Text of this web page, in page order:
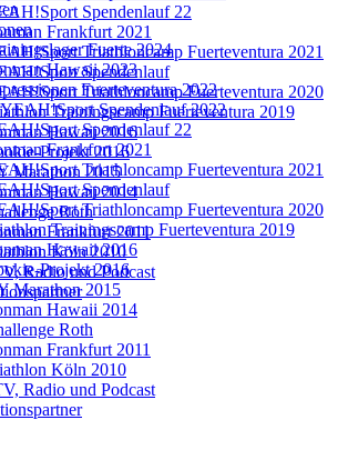
Spendenlauf 22
Frankfurt 2021
Triathloncamp Fuerteventura 2021
Spendenlauf
Triathloncamp Fuerteventura 2020
Trainingscamp Fuerteventura 2019
Hawaii 2016
Projekt 2016
Marathon 2015
Hawaii 2014
Roth
Frankfurt 2011
Köln 2010
Radio und Podcast
Fuerte 2024
Hawaii 2023
Fuerteventura 2022
Spendenlauf 2022
Spendenlauf 22
Frankfurt 2021
Triathloncamp Fuerteventura 2021
Spendenlauf
Triathloncamp Fuerteventura 2020
Trainingscamp Fuerteventura 2019
Hawaii 2016
Projekt 2016
Marathon 2015
Hawaii 2014
Roth
Frankfurt 2011
Köln 2010
Radio und Podcast